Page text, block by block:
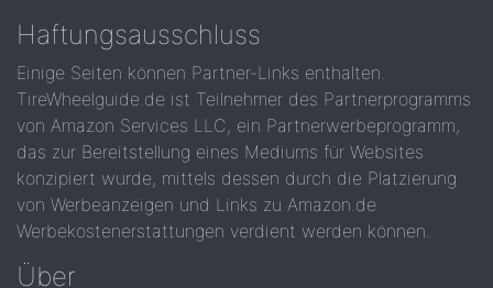
Haftungsausschluss
Einige Seiten können Partner-Links enthalten.
TireWheelguide.de ist Teilnehmer des Partnerprogramms
von Amazon Services LLC, ein Partnerwerbeprogramm,
das zur Bereitstellung eines Mediums für Websites
konzipiert wurde, mittels dessen durch die Platzierung
von Werbeanzeigen und Links zu Amazon.de
Werbekostenerstattungen verdient werden können.
Über